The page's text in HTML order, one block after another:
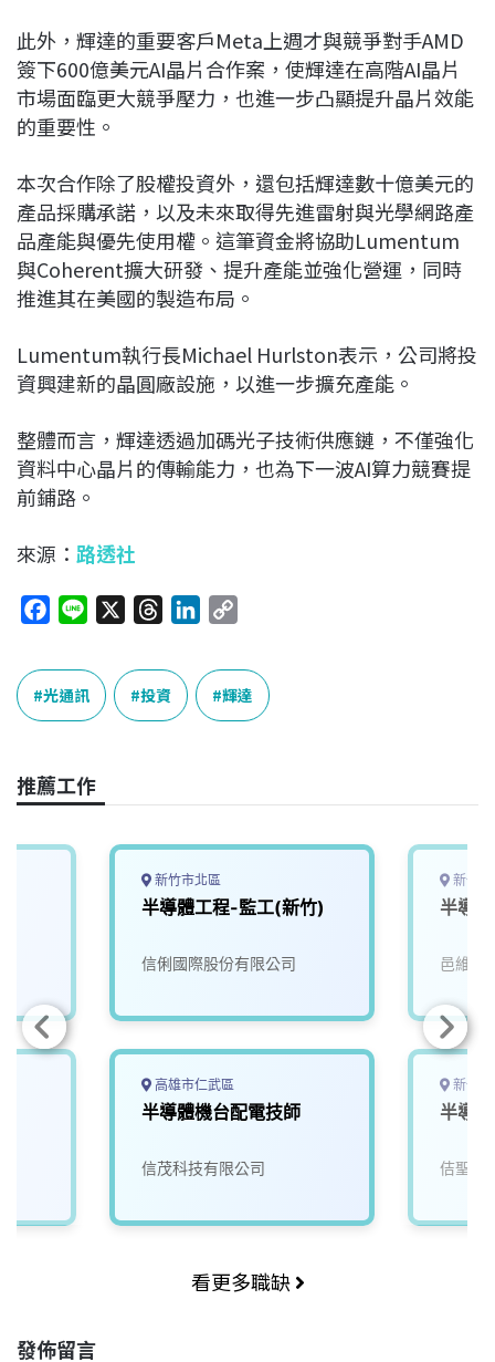
此外，輝達的重要客戶Meta上週才與競爭對手AMD
簽下600億美元AI晶片合作案，使輝達在高階AI晶片
市場面臨更大競爭壓力，也進一步凸顯提升晶片效能
的重要性。
本次合作除了股權投資外，還包括輝達數十億美元的
產品採購承諾，以及未來取得先進雷射與光學網路產
品產能與優先使用權。這筆資金將協助Lumentum
與Coherent擴大研發、提升產能並強化營運，同時
推進其在美國的製造布局。
Lumentum執行長Michael Hurlston表示，公司將投
資興建新的晶圓廠設施，以進一步擴充產能。
整體而言，輝達透過加碼光子技術供應鏈，不僅強化
資料中心晶片的傳輸能力，也為下一波AI算力競賽提
前鋪路。
來源： 路透社
c
e
b
o
k
n
e
r
e
a
n
e
n
p
y
L
k
光通訊 投資 輝達
推薦工作
新竹市北區
半導體工程-監工(新竹)
信俐國際股份有限公司
高雄市仁武區
半導體機台配電技師
信茂科技有限公司
新竹
半導
邑維科
新竹
半導
佶聖科
看更多職缺
發佈留言